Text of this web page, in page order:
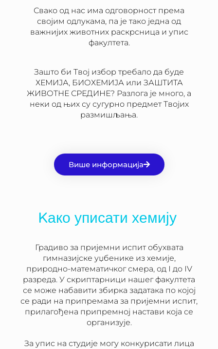
Свако од нас има одговорност према
својим одлукама, па је тако једна од
важнијих животних раскрсница и упис
факултета.
Зашто би Твој избор требало да буде
ХЕМИЈА, БИОХЕМИЈА или ЗАШТИТА
ЖИВОТНЕ СРЕДИНЕ? Разлога је много, а
неки од њих су сугурно предмет Твојих
размишљања.
Више информација
Kако уписати хемију
Градиво за пријемни испит обухвата
гимназијске уџбенике из хемије,
природно-математичког смера, од I до IV
разреда. У скриптарници нашег факултета
се може набавити збирка задатака по којој
се ради на припремама за пријемни испит,
прилагођена припремној настави која се
организује.
За упис на студије могу конкурисати лица